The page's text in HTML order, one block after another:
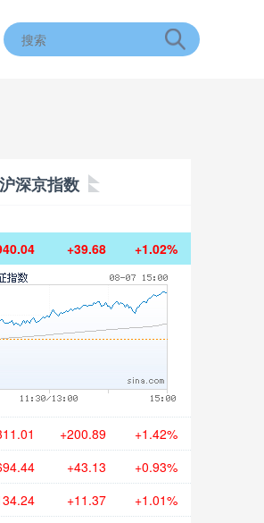
沪深京指数
+39.68 +1.02%
+200.89 +1.42%
+43.13 +0.93%
+11.37 +1.01%